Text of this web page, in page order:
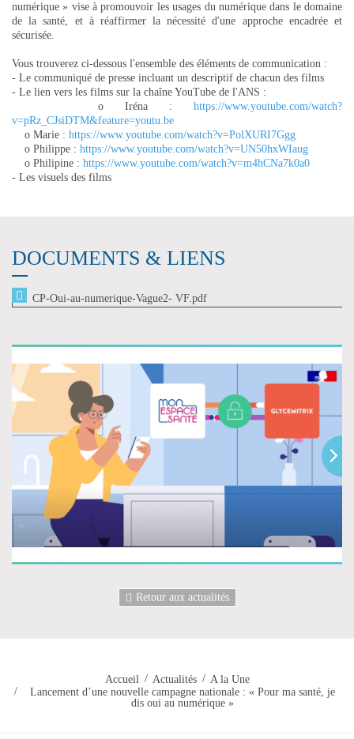
numérique » vise à promouvoir les usages du numérique dans le domaine
de la santé, et à réaffirmer la nécessité d'une approche encadrée et
sécurisée.
Vous trouverez ci-dessous l'ensemble des éléments de communication :
- Le communiqué de presse incluant un descriptif de chacun des films
- Le lien vers les films sur la chaîne YouTube de l'ANS :
o Iréna : https://www.youtube.com/watch?
v=pRz_CJsiDTM&feature=youtu.be
o Marie : https://www.youtube.com/watch?v=PolXURI7Ggg
o Philippe : https://www.youtube.com/watch?v=UN50hxWIaug
o Philipine : https://www.youtube.com/watch?v=m4hCNa7k0a0
- Les visuels des films
DOCUMENTS & LIENS
CP-Oui-au-numerique-Vague2- VF.pdf
Retour aux actualités
Accueil Actualités
A la Une
Lancement d’une nouvelle campagne nationale : « Pour ma santé, je
dis oui au numérique »